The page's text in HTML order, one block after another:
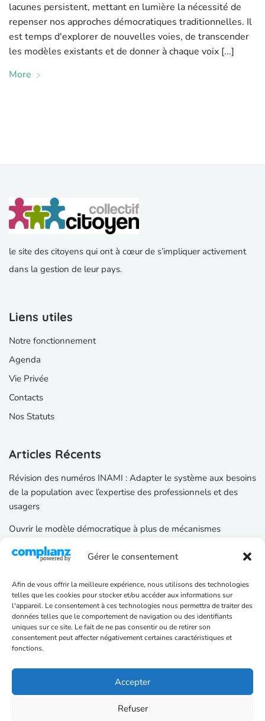
Gérer le consentement
Afin de vous offrir la meilleure expérience, nous utilisons des technologies
telles que les cookies pour stocker et/ou accéder aux informations sur
l'appareil. Le consentement à ces technologies nous permettra de traiter des
données telles que le comportement de navigation ou des identifiants
uniques sur ce site. Le fait de ne pas consentir ou de retirer son
consentement peut affecter négativement certaines caractéristiques et
fonctions.
Accepter
Refuser
lacunes persistent, mettant en lumière la nécessité de
repenser nos approches démocratiques traditionnelles. Il
est temps d'explorer de nouvelles voies, de transcender
les modèles existants et de donner à chaque voix [...]
More
le site des citoyens qui ont à cœur de s’impliquer activement
dans la gestion de leur pays.
Liens utiles
Notre fonctionnement
Agenda
Vie Privée
Contacts
Nos Statuts
Articles Récents
Révision des numéros INAMI : Adapter le système aux besoins
de la population avec l’expertise des professionnels et des
usagers
Ouvrir le modèle démocratique à plus de mécanismes
Catégories d’articles
Santé
Projet Politique